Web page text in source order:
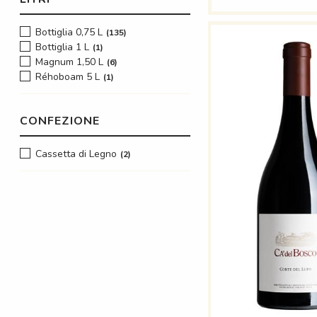
Bottiglia 0,75 L 135
Bottiglia 1 L 1
Magnum 1,50 L 6
Réhoboam 5 L 1
CONFEZIONE
Cassetta di Legno 2